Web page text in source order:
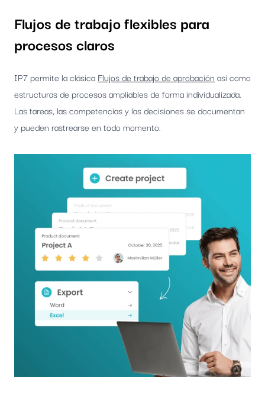
Flujos de trabajo flexibles para
procesos claros
IP7 permite la clásica Flujos de trabajo de aprobación así como
estructuras de procesos ampliables de forma individualizada.
Las tareas, las competencias y las decisiones se documentan
y pueden rastrearse en todo momento.